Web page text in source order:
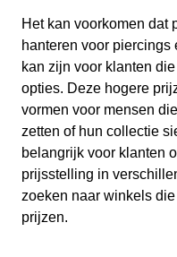
Het kan voorkomen dat
hanteren voor piercings
kan zijn voor klanten
opties. Deze hogere
vormen voor mensen
zetten of hun collectie
belangrijk voor klanten
prijsstelling in
zoeken naar winkels
prijzen.